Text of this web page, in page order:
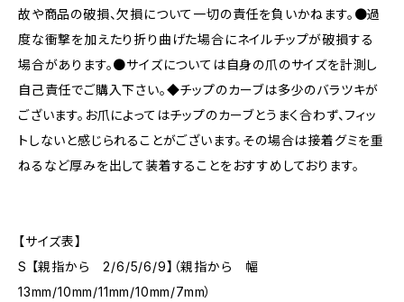
故や商品の破損、欠損について一切の責任を負いかねます。●過
度な衝撃を加えたり折り曲げた場合にネイルチップが破損する
場合があります。●サイズについては自身の爪のサイズを計測し
自己責任でご購入下さい。◆チップのカーブは多少のバラツキが
ございます。お爪によってはチップのカーブとうまく合わず、フィッ
トしないと感じられることがございます。その場合は接着グミを重
ねるなど厚みを出して装着することをおすすめしております。
【サイズ表】
S 【親指から 2/6/5/6/9】（親指から 幅
13mm/10mm/11mm/10mm/7mm）